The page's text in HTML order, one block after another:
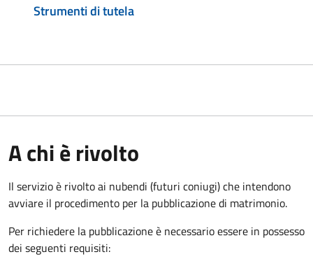
Strumenti di tutela
A chi è rivolto
Il servizio è rivolto ai nubendi (futuri coniugi) che intendono
avviare il procedimento per la pubblicazione di matrimonio.
Per richiedere la pubblicazione è necessario essere in possesso
dei seguenti requisiti: